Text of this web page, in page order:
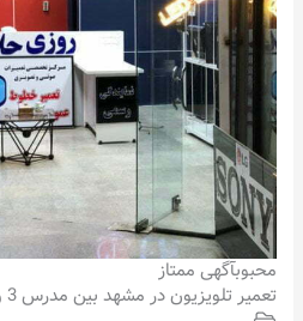
محبوبآگهی ممتاز
تعمیر تلویزیون در مشهد بین مدرس 3 و 5 – روزی حلال